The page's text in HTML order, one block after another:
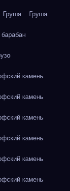
Груша Груша
камень
камень
камень
камень
камень
камень